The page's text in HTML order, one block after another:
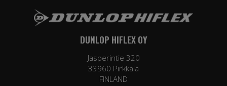
DUNLOP HIFLEX OY
Jasperintie 320
33960 Pirkkala
FINLAND